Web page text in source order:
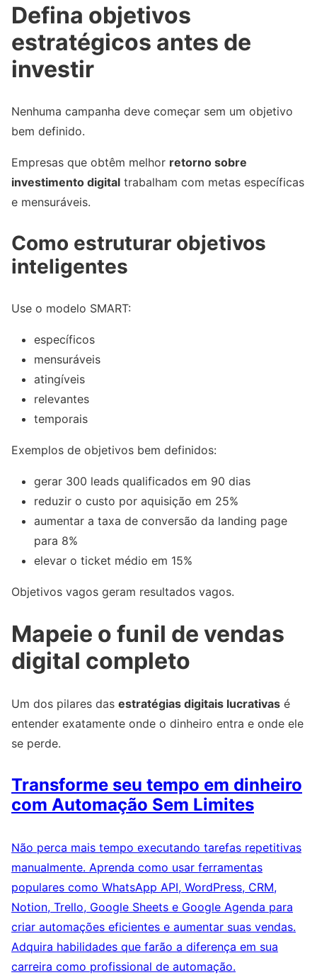
Defina objetivos
estratégicos antes de
investir
Nenhuma campanha deve começar sem um objetivo
bem definido.
Empresas que obtêm melhor retorno sobre
investimento digital trabalham com metas específicas
e mensuráveis.
Como estruturar objetivos
inteligentes
Use o modelo SMART:
específicos
mensuráveis
atingíveis
relevantes
temporais
Exemplos de objetivos bem definidos:
gerar 300 leads qualificados em 90 dias
reduzir o custo por aquisição em 25%
aumentar a taxa de conversão da landing page
para 8%
elevar o ticket médio em 15%
Objetivos vagos geram resultados vagos.
Mapeie o funil de vendas
digital completo
Um dos pilares das estratégias digitais lucrativas é
entender exatamente onde o dinheiro entra e onde ele
se perde.
Transforme seu tempo em dinheiro
com Automação Sem Limites
Não perca mais tempo executando tarefas repetitivas
manualmente. Aprenda como usar ferramentas
populares como WhatsApp API, WordPress, CRM,
Notion, Trello, Google Sheets e Google Agenda para
criar automações eficientes e aumentar suas vendas.
Adquira habilidades que farão a diferença em sua
carreira como profissional de automação.